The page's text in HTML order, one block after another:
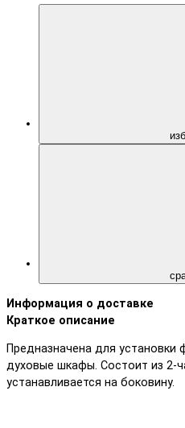
Информация о доставке
Краткое описание
Предназначена для
духовые шкафы. Состоит из 2-
устанавливается на боковину.